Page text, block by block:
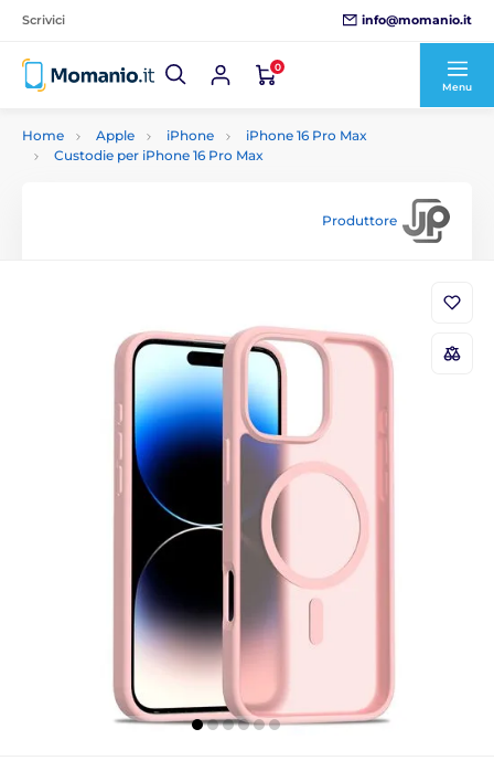
Scrivici info@momanio.it
0
Menu
Home Apple iPhone
iPhone 16 Pro Max
Custodie per iPhone 16 Pro Max
Produttore